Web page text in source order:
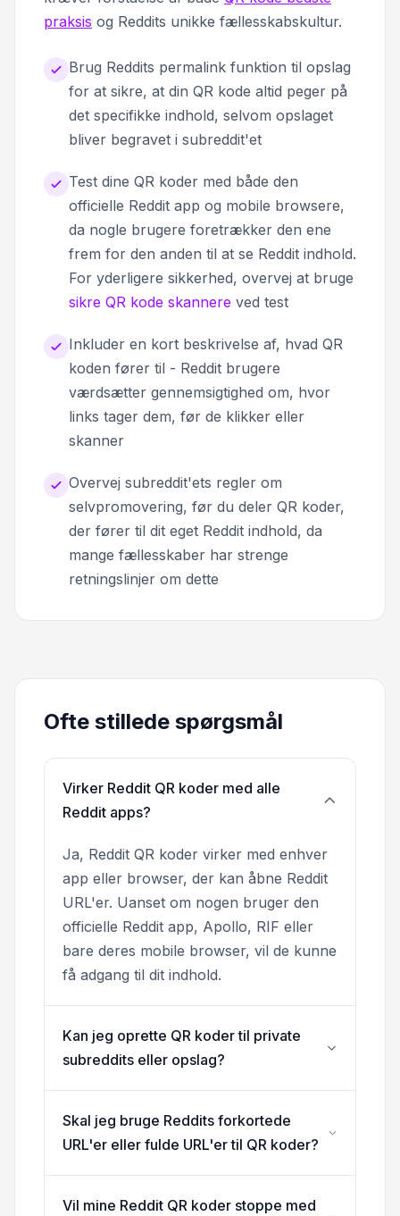
praksis og Reddits unikke fællesskabskultur.
Brug Reddits permalink funktion til opslag
for at sikre, at din QR kode altid peger på
det specifikke indhold, selvom opslaget
bliver begravet i subreddit'et
Test dine QR koder med både den
officielle Reddit app og mobile browsere,
da nogle brugere foretrækker den ene
frem for den anden til at se Reddit indhold.
For yderligere sikkerhed, overvej at bruge
sikre QR kode skannere ved test
Inkluder en kort beskrivelse af, hvad QR
koden fører til - Reddit brugere
værdsætter gennemsigtighed om, hvor
links tager dem, før de klikker eller
skanner
Overvej subreddit'ets regler om
selvpromovering, før du deler QR koder,
der fører til dit eget Reddit indhold, da
mange fællesskaber har strenge
retningslinjer om dette
Ofte stillede spørgsmål
Virker Reddit QR koder med alle
Reddit apps?
Ja, Reddit QR koder virker med enhver
app eller browser, der kan åbne Reddit
URL'er. Uanset om nogen bruger den
officielle Reddit app, Apollo, RIF eller
bare deres mobile browser, vil de kunne
få adgang til dit indhold.
Kan jeg oprette QR koder til private
subreddits eller opslag?
Skal jeg bruge Reddits forkortede
URL'er eller fulde URL'er til QR koder?
Vil mine Reddit QR koder stoppe med